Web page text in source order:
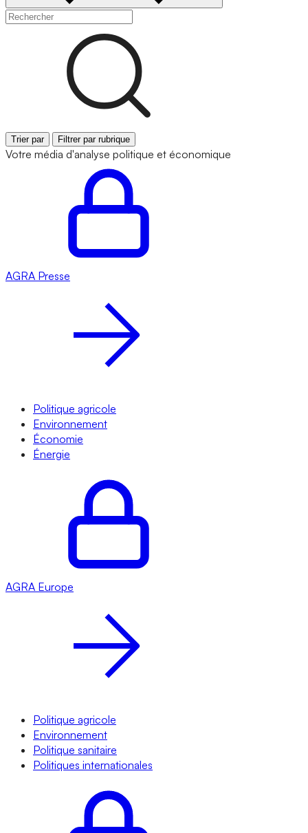
Trier par Filtrer par rubrique
Votre média d'analyse politique et économique
AGRA Presse
Politique agricole
Environnement
Économie
Énergie
AGRA Europe
Politique agricole
Environnement
Politique sanitaire
Politiques internationales